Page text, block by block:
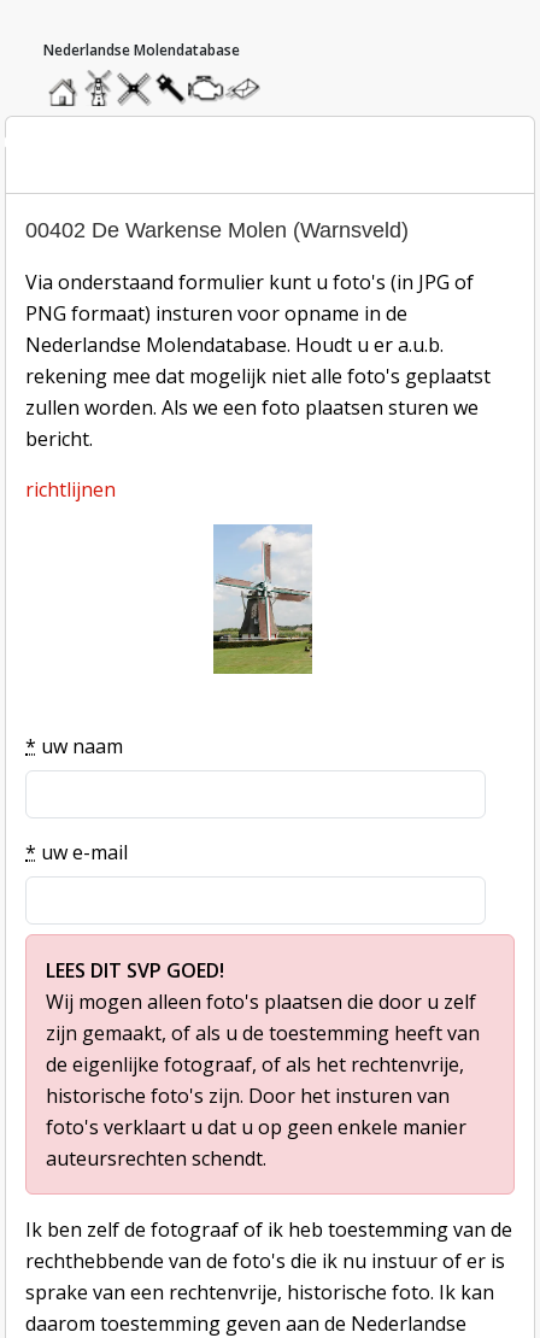
homemolendatabase
roedendatabase
assendatabase
motorendatabase
stuur
een
inzend-formulier
00402 De Warkense Molen (Warnsveld)
Via onderstaand formulier kunt u foto's (in JPG of
PNG formaat) insturen voor opname in de
Nederlandse Molendatabase. Houdt u er a.u.b.
rekening mee dat mogelijk niet alle foto's geplaatst
zullen worden. Als we een foto plaatsen sturen we
bericht.
richtlijnen
* uw naam
* uw e-mail
LEES DIT SVP GOED!
Wij mogen alleen foto's plaatsen die door u zelf
zijn gemaakt, of als u de toestemming heeft van
de eigenlijke fotograaf, of als het rechtenvrije,
historische foto's zijn. Door het insturen van
foto's verklaart u dat u op geen enkele manier
auteursrechten schendt.
Ik ben zelf de fotograaf of ik heb toestemming van de
rechthebbende van de foto's die ik nu instuur of er is
sprake van een rechtenvrije, historische foto. Ik kan
daarom toestemming geven aan de Nederlandse